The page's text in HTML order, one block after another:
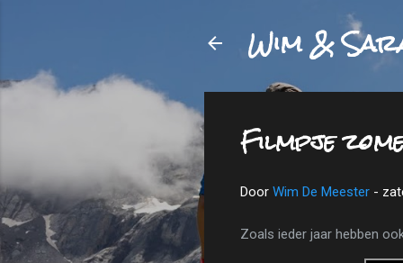
Wim &
Filmpje
Door Wim De Meester -
Zoals ieder jaar hebben